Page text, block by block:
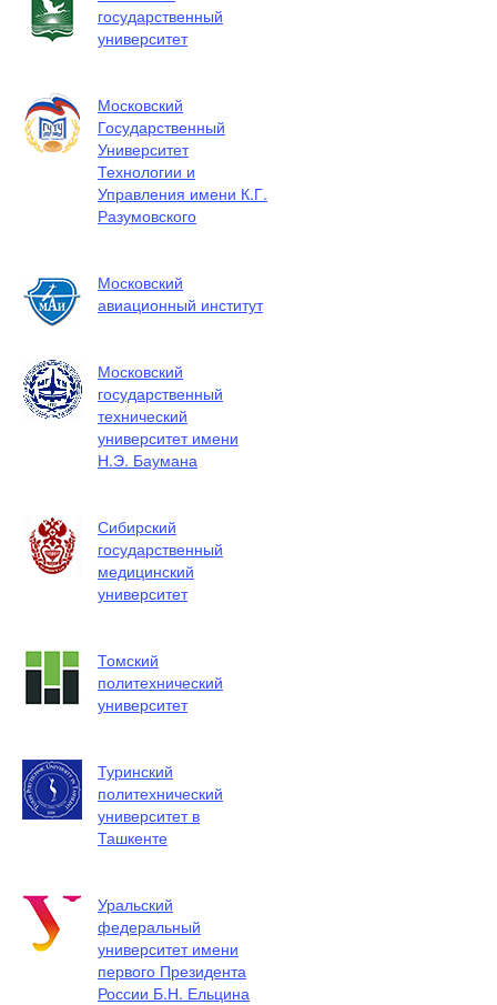
государственный
университет
Московский
Государственный
Университет
Технологии и
Управления имени К.Г.
Разумовского
Московский
авиационный институт
Московский
государственный
технический
университет имени
Н.Э. Баумана
Сибирский
государственный
медицинский
университет
Томский
политехнический
университет
Туринский
политехнический
университет в
Ташкенте
Уральский
федеральный
университет имени
первого Президента
России Б.Н. Ельцина